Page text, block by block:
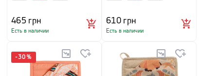
465грн
Есть в наличии
610грн
Есть в наличии
-30 %